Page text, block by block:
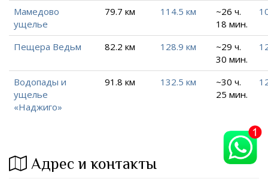
Мамедово
ущелье
79.7 км 114.5 км
~26 ч.
18 мин.
Пещера Ведьм 82.2 км 128.9 км
~29 ч.
30 мин.
Водопады и
ущелье
«Наджиго»
91.8 км 132.5 км
~30 ч.
25 мин.
Адрес и контакты